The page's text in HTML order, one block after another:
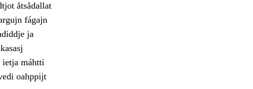
åtsådallat
fágajn
ja
ietja máhtti
oahppijt